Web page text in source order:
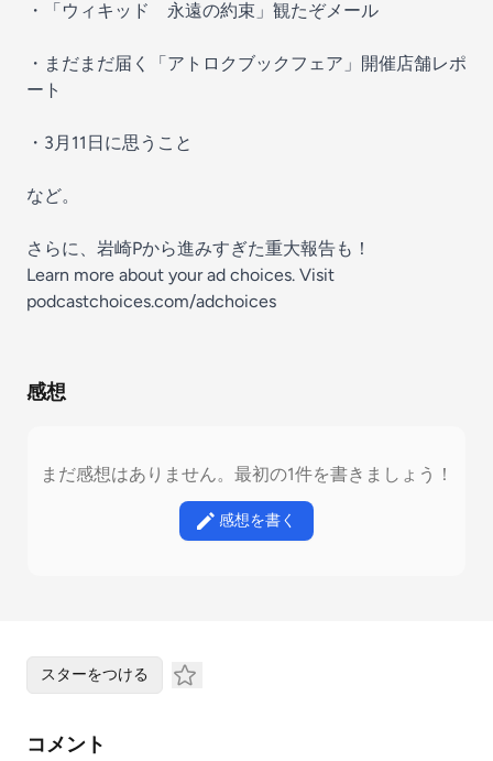
・「ウィキッド 永遠の約束」観たぞメール
・まだまだ届く「アトロクブックフェア」開催店舗レポ
ート
・3月11日に思うこと
など。
さらに、岩崎Pから進みすぎた重大報告も！
Learn more about your ad choices. Visit
podcastchoices.com/adchoices
感想
まだ感想はありません。最初の1件を書きましょう！
感想を書く
スターをつける
コメント